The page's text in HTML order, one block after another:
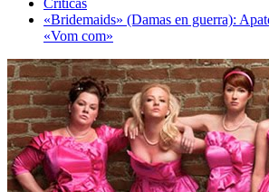
«Bridemaids» (Damas en guerra):
«Vom com»